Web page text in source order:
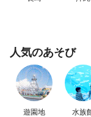
人気のあそび
遊園地 水族